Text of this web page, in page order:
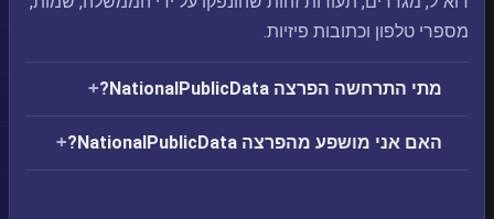
מספרי טלפון וכתובות פיזיות.
מתי התרחשה הפרצה NationalPublicData?
האם אני מושפע מהפרצה NationalPublicData?